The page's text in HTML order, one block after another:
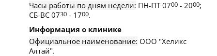
Часы работы по дням недели: ПН-ПТ 0700 - 2000;
СБ-ВС 0730 - 1700.
Информация о клинике
Официальное наименование: ООО "Хеликс
Алтай".